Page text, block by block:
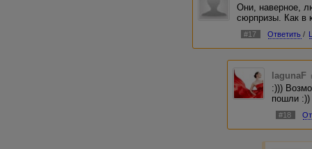
Они, наверное,
сюрпризы. Как в
#17 Ответить /
lagunaF
:)))
пошли :))
#18